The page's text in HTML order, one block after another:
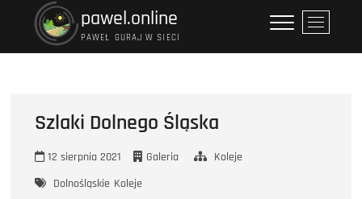
pawel.online
PAWEŁ GURAJ W SIECI
P
r
z
Szlaki Dolnego Śląska
12 sierpnia 2021 Galeria
Koleje
Dolnośląskie Koleje